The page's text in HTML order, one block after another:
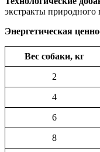
экстракты природного
Энергетическая
Вес собаки, кг
2
4
6
8